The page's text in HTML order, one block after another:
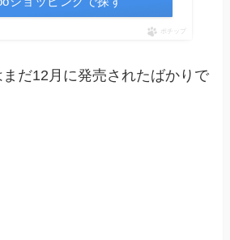
ポチップ
だ12月に発売されたばかりで